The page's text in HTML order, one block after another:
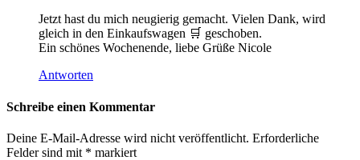
Jetzt hast du mich neugierig gemacht. Vielen Dank, wird
gleich in den Einkaufswagen 🛒 geschoben.
Ein schönes Wochenende, liebe Grüße Nicole
Antworten
Schreibe einen Kommentar
Deine E-Mail-Adresse wird nicht veröffentlicht. Erforderliche
Felder sind mit * markiert